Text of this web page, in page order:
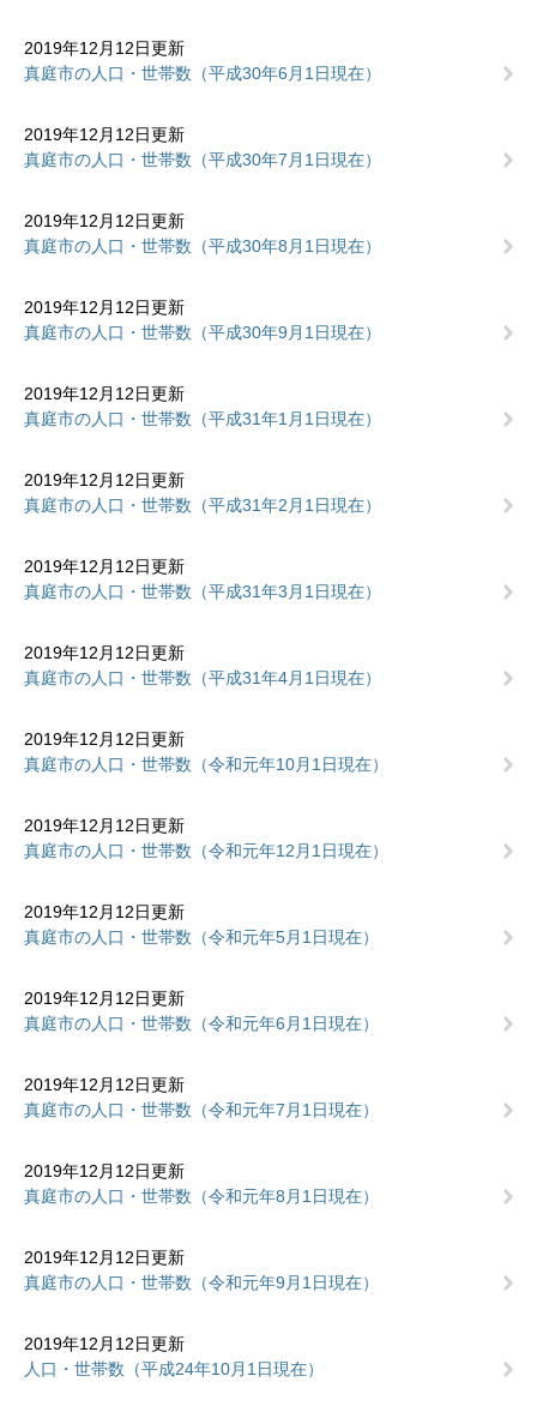
2019年12月12日更新
真庭市の人口・世帯数（平成30年6月1日現在）
2019年12月12日更新
真庭市の人口・世帯数（平成30年7月1日現在）
2019年12月12日更新
真庭市の人口・世帯数（平成30年8月1日現在）
2019年12月12日更新
真庭市の人口・世帯数（平成30年9月1日現在）
2019年12月12日更新
真庭市の人口・世帯数（平成31年1月1日現在）
2019年12月12日更新
真庭市の人口・世帯数（平成31年2月1日現在）
2019年12月12日更新
真庭市の人口・世帯数（平成31年3月1日現在）
2019年12月12日更新
真庭市の人口・世帯数（平成31年4月1日現在）
2019年12月12日更新
真庭市の人口・世帯数（令和元年10月1日現在）
2019年12月12日更新
真庭市の人口・世帯数（令和元年12月1日現在）
2019年12月12日更新
真庭市の人口・世帯数（令和元年5月1日現在）
2019年12月12日更新
真庭市の人口・世帯数（令和元年6月1日現在）
2019年12月12日更新
真庭市の人口・世帯数（令和元年7月1日現在）
2019年12月12日更新
真庭市の人口・世帯数（令和元年8月1日現在）
2019年12月12日更新
真庭市の人口・世帯数（令和元年9月1日現在）
2019年12月12日更新
人口・世帯数（平成24年10月1日現在）